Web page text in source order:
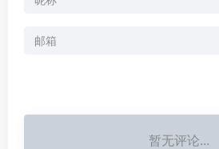
暂无评论...